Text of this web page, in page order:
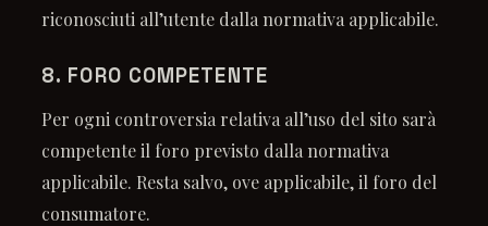
riconosciuti all’utente dalla normativa applicabile.
8. FORO COMPETENTE
Per ogni controversia relativa all’uso del sito sarà
competente il foro previsto dalla normativa
applicabile. Resta salvo, ove applicabile, il foro del
consumatore.